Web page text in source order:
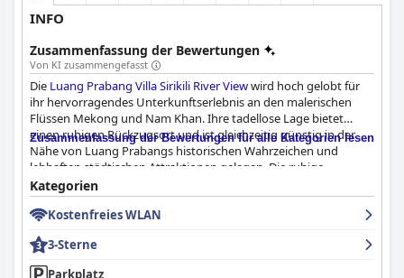
INFO
Zusammenfassung der Bewertungen
Von KI zusammengefasst
Die Luang Prabang Villa Sirikili River Viewwird hoch gelobt für
ihr hervorragendes Unterkunftserlebnis an den malerischen
Flüssen Mekong und Nam Khan. Ihre tadellose Lage bietet
einen ruhigen Rückzugsort und ist gleichzeitig günstig in der
Nähe von Luang Prabangs historischen Wahrzeichen und
lebhaften städtischen Attraktionen gelegen. Die ruhige
Umgebung und die Erreichbarkeit von kulturellen Stätten und
lokalen Restaurants machen sie zu einem idealen Ort für
Reisende, die sowohl Entspannung als auch Erkundung suchen.
Das Frühstück in der Villa wird für seine Qualität und Frische mit
einer Vielzahl von Gerichten, darunter köstliche Pfannkuchen
Zusammenfassung der Bewertungen für alle Kategorien lesen
Kategorien
Kostenfreies WLAN
3-Sterne
Parkplatz